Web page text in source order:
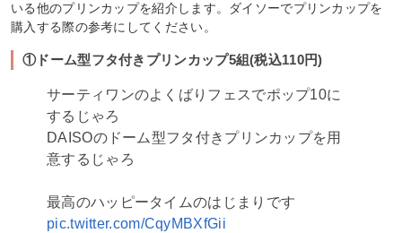
いる他のプリンカップを紹介します。ダイソーでプリンカップを
購入する際の参考にしてください。
①ドーム型フタ付きプリンカップ5組(税込110円)
サーティワンのよくばりフェスでポップ10に
するじゃろ
DAISOのドーム型フタ付きプリンカップを用
意するじゃろ
最高のハッピータイムのはじまりです
pic.twitter.com/CqyMBXfGii